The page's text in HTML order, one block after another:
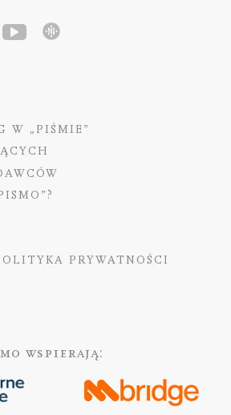
W „PIŚMIE”
PRYWATNOŚCI
wspierają: